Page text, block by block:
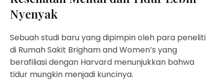
Nyenyak
Sebuah studi baru yang dipimpin oleh para peneliti
di Rumah Sakit Brigham and Women’s yang
berafiliasi dengan Harvard menunjukkan bahwa
tidur mungkin menjadi kuncinya.